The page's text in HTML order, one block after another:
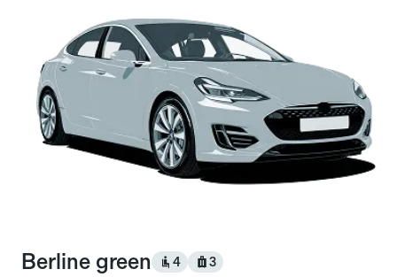
Berline green 4 3